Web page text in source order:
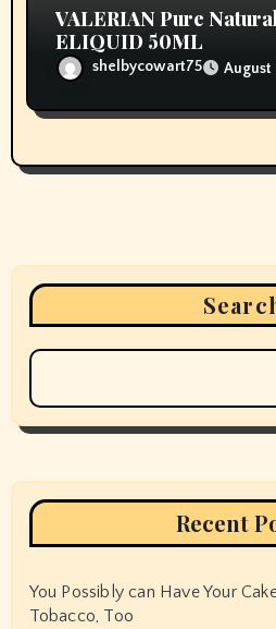
VALERIAN Pure
ELIQUID 50ML
shelbycowart75 August
Recent
You Possibly can Have Your
Tobacco, Too